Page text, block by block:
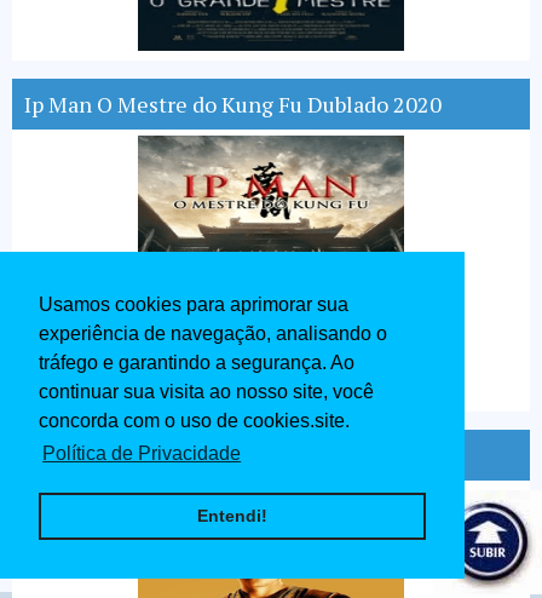
Usamos cookies para aprimorar sua
experiência de navegação, analisando o
tráfego e garantindo a segurança. Ao
continuar sua visita ao nosso site, você
concorda com o uso de cookies.site.
Política de Privacidade
Entendi!
Ip Man O Mestre do Kung Fu Dublado 2020
Ben - Hur Dublado 1959